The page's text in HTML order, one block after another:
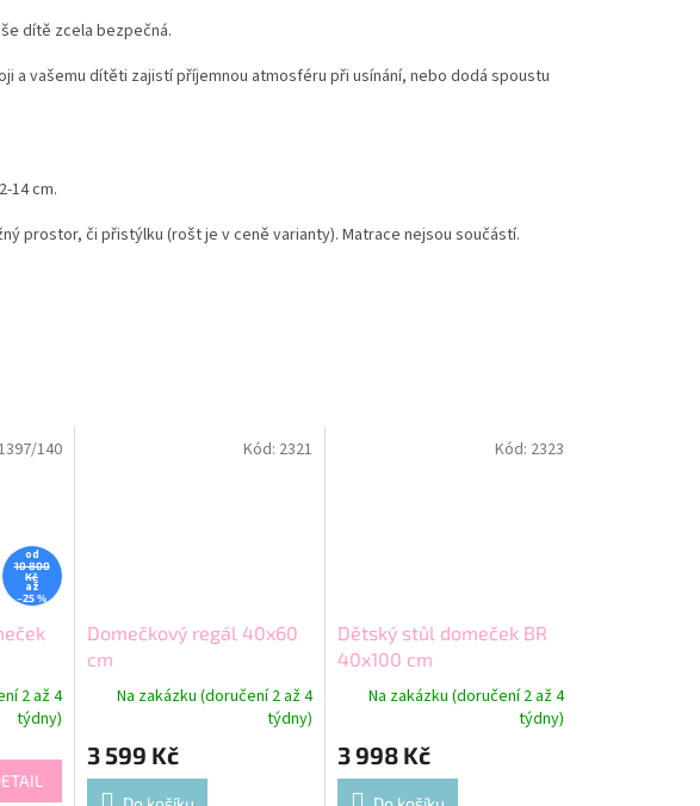
od
10 800
Kč
až
–25 %
2 až 4
týdny)
140
Domečkový regál 40x60
cm
Na zakázku (doručení 2 až 4
týdny)
3 599 Kč
Kód: 2321
Dětský stůl domeček BR
40x100 cm
Na zakázku (doručení 2 až 4
týdny)
3 998 Kč
Kód: 2323
dítě zcela bezpečná.
a vašemu dítěti zajistí příjemnou atmosféru při usínání, nebo dodá spoustu
14 cm.
prostor, či přistýlku (rošt je v ceně varianty). Matrace nejsou součástí.